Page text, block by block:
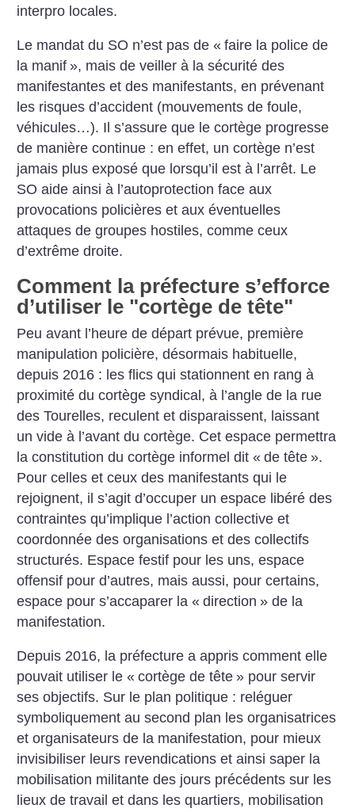
interpro locales.
Le mandat du SO n’est pas de « faire la police de
la manif », mais de veiller à la sécurité des
manifestantes et des manifestants, en prévenant
les risques d’accident (mouvements de foule,
véhicules…). Il s’assure que le cortège progresse
de manière continue : en effet, un cortège n’est
jamais plus exposé que lorsqu’il est à l’arrêt. Le
SO aide ainsi à l’autoprotection face aux
provocations policières et aux éventuelles
attaques de groupes hostiles, comme ceux
d’extrême droite.
Comment la préfecture s’efforce
d’utiliser le "cortège de tête"
Peu avant l’heure de départ prévue, première
manipulation policière, désormais habituelle,
depuis 2016 : les flics qui stationnent en rang à
proximité du cortège syndical, à l’angle de la rue
des Tourelles, reculent et disparaissent, laissant
un vide à l’avant du cortège. Cet espace permettra
la constitution du cortège informel dit « de tête ».
Pour celles et ceux des manifestants qui le
rejoignent, il s’agit d’occuper un espace libéré des
contraintes qu’implique l’action collective et
coordonnée des organisations et des collectifs
structurés. Espace festif pour les uns, espace
offensif pour d’autres, mais aussi, pour certains,
espace pour s’accaparer la « direction » de la
manifestation.
Depuis 2016, la préfecture a appris comment elle
pouvait utiliser le « cortège de tête » pour servir
ses objectifs. Sur le plan politique : reléguer
symboliquement au second plan les organisatrices
et organisateurs de la manifestation, pour mieux
invisibiliser leurs revendications et ainsi saper la
mobilisation militante des jours précédents sur les
lieux de travail et dans les quartiers, mobilisation